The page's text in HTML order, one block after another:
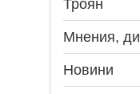
Троян
Мнения,
Новини